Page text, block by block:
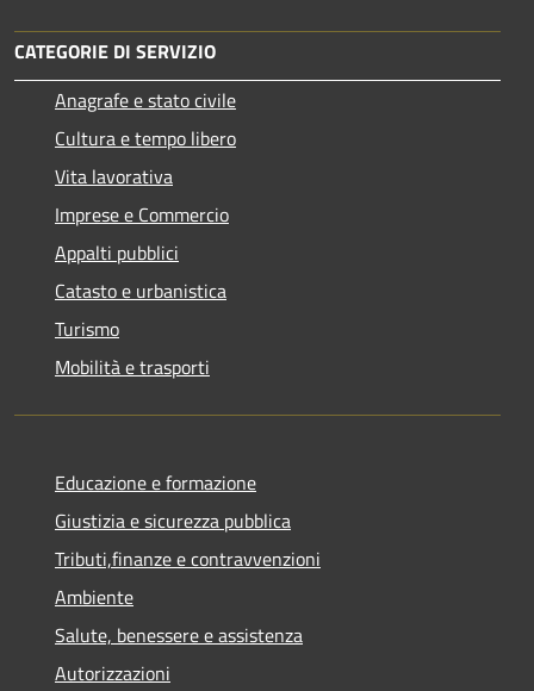
CATEGORIE DI SERVIZIO
Anagrafe e stato civile
Cultura e tempo libero
Vita lavorativa
Imprese e Commercio
Appalti pubblici
Catasto e urbanistica
Turismo
Mobilità e trasporti
Educazione e formazione
Giustizia e sicurezza pubblica
Tributi,finanze e contravvenzioni
Ambiente
Salute, benessere e assistenza
Autorizzazioni